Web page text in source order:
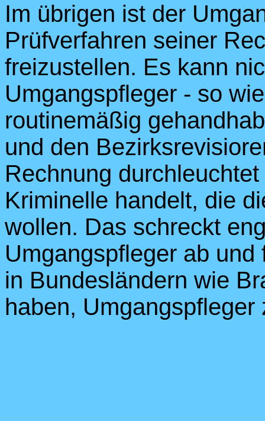
Im übrigen ist der
Prüfverfahren seiner
freizustellen. Es kann
Umgangspfleger - so
routinemäßig
und den
Rechnung
Kriminelle handelt, die
wollen. Das schreckt
Umgangspfleger ab
in Bundesländern wie
haben,